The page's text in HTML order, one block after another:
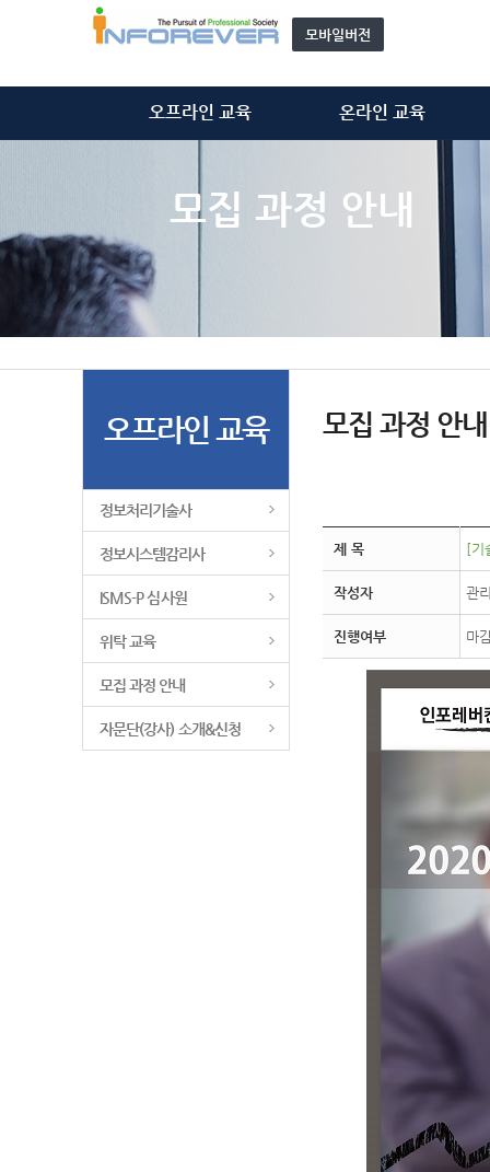
모바일버전
오프라인 교육
정보시스템감리사
ISMS-P 심사원
자문단(강사) 소개&신청
온라인 교육
정보시스템감리사
ISMS-P 심사원
개인정보관리사(CPPG)
모집 과정 안내
오프라인 교육
정보처리기술사
정보시스템감리사
ISMS-P 심사원
위탁 교육
모집 과정 안내
자문단(강사) 소개&신청
모집 과정 안내
제 목 [기
작성자 관
진행여부 마